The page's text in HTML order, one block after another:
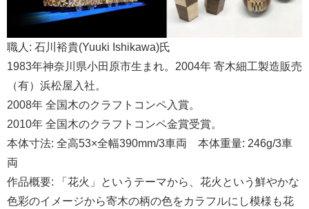
職人: 石川裕貴(Yuuki Ishikawa)氏
1983年神奈川県小田原市生まれ。2004年 寄木細工製造販売
（有）浜松屋入社。
2008年 全国木のクラフトコンペ入賞。
2010年 全国木のクラフトコンペ金賞受賞。
本体寸法: 全高53×全幅390mm/3車両 本体重量: 246g/3車
両
作品概要: 「花火」というテーマから、花火という鮮やかな
色彩のイメージから寄木の柄の色をカラフルにし模様も花